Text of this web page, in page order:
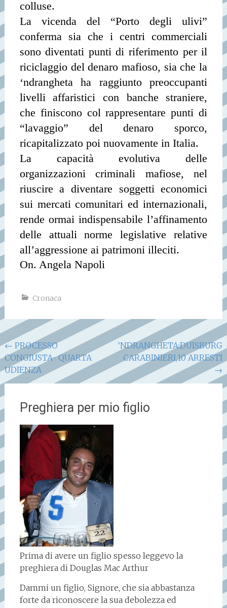
colluse.
La vicenda del “Porto degli ulivi”
conferma sia che i centri commerciali
sono diventati punti di riferimento per il
riciclaggio del denaro mafioso, sia che la
‘ndrangheta ha raggiunto preoccupanti
livelli affaristici con banche straniere,
che finiscono col rappresentare punti di
“lavaggio” del denaro sporco,
ricapitalizzato poi nuovamente in Italia.
La capacità evolutiva delle
organizzazioni criminali mafiose, nel
riuscire a diventare soggetti economici
sui mercati comunitari ed internazionali,
rende ormai indispensabile l’affinamento
delle attuali norme legislative relative
all’aggressione ai patrimoni illeciti.
On. Angela Napoli
Cronaca
Navigazione
articoli
← PROCESSO
CONGIUSTA- QUARTA
UDIENZA
CARABINIERI,10 ARRESTI
→
Preghiera per mio figlio
Prima di avere un figlio spesso leggevo la
preghiera di Douglas Mac Arthur
Dammi un figlio, Signore, che sia abbastanza
forte da riconoscere la sua debolezza ed